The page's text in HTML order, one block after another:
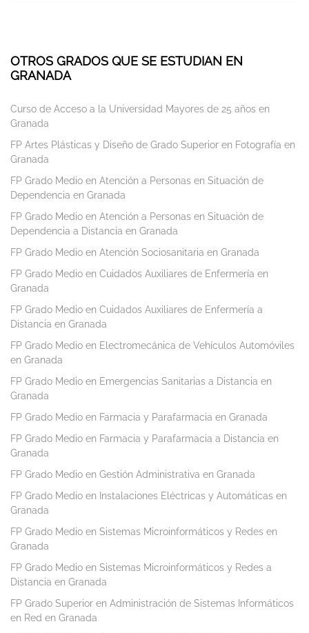
OTROS GRADOS QUE SE ESTUDIAN EN
GRANADA
Curso de Acceso a la Universidad Mayores de 25 años en
Granada
FP Artes Plásticas y Diseño de Grado Superior en Fotografía en
Granada
FP Grado Medio en Atención a Personas en Situación de
Dependencia en Granada
FP Grado Medio en Atención a Personas en Situación de
Dependencia a Distancia en Granada
FP Grado Medio en Atención Sociosanitaria en Granada
FP Grado Medio en Cuidados Auxiliares de Enfermería en
Granada
FP Grado Medio en Cuidados Auxiliares de Enfermería a
Distancia en Granada
FP Grado Medio en Electromecánica de Vehículos Automóviles
en Granada
FP Grado Medio en Emergencias Sanitarias a Distancia en
Granada
FP Grado Medio en Farmacia y Parafarmacia en Granada
FP Grado Medio en Farmacia y Parafarmacia a Distancia en
Granada
FP Grado Medio en Gestión Administrativa en Granada
FP Grado Medio en Instalaciones Eléctricas y Automáticas en
Granada
FP Grado Medio en Sistemas Microinformáticos y Redes en
Granada
FP Grado Medio en Sistemas Microinformáticos y Redes a
Distancia en Granada
FP Grado Superior en Administración de Sistemas Informáticos
en Red en Granada